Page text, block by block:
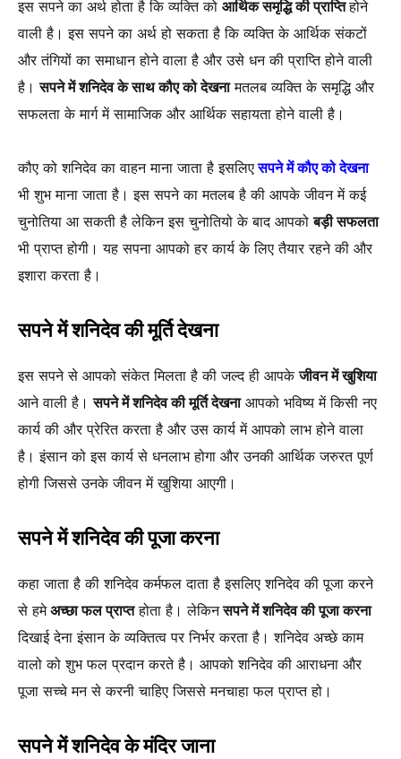
इस सपने का अर्थ होता है कि व्यक्ति को आर्थिक समृद्धि की प्राप्तिहोने
वाली है। इस सपने का अर्थ हो सकता है कि व्यक्ति के आर्थिक संकटों
और तंगियों का समाधान होने वाला है और उसे धन की प्राप्ति होने वाली
है।सपने में शनिदेव के साथ कौए को देखनामतलब व्यक्ति के समृद्धि और
सफलता के मार्ग में सामाजिक और आर्थिक सहायता होने वाली है।
कौए को शनिदेव का वाहन माना जाता है इसलिए सपने में कौए को देखना
भी शुभ माना जाता है। इस सपने का मतलब है की आपके जीवन में कई
चुनोतिया आ सकती है लेकिन इस चुनोतियो के बाद आपकोबड़ी सफलता
भी प्राप्त होगी। यह सपना आपको हर कार्य के लिए तैयार रहने की और
इशारा करता है।
सपने में शनिदेव की मूर्ति देखना
इस सपने से आपको संकेत मिलता है की जल्द ही आपकेजीवन में खुशिया
आने वाली है।सपने में शनिदेव की मूर्ति देखनाआपको भविष्य में किसी नए
कार्य की और प्रेरित करता है और उस कार्य में आपको लाभ होने वाला
है। इंसान को इस कार्य से धनलाभ होगा और उनकी आर्थिक जरुरत पूर्ण
होगी जिससे उनके जीवन में खुशिया आएगी।
सपने में शनिदेव की पूजा करना
कहा जाता है की शनिदेव कर्मफल दाता है इसलिए शनिदेव की पूजा करने
से हमेअच्छा फल प्राप्तहोता है। लेकिनसपने में शनिदेव की पूजा करना
दिखाई देना इंसान के व्यक्तित्व पर निर्भर करता है। शनिदेव अच्छे काम
वालो को शुभ फल प्रदान करते है। आपको शनिदेव की आराधना और
पूजा सच्चे मन से करनी चाहिए जिससे मनचाहा फल प्राप्त हो।
सपने में शनिदेव के मंदिर जाना